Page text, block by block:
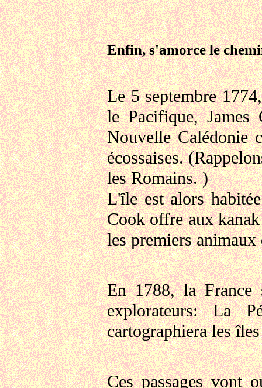
Enfin, s'amorce le
Le 5 septembre
le Pacifique,
Nouvelle Calédonie
écossaises.
les Romains. )
L'île est alors
Cook offre aux
les premiers
En 1788, la France
explorateurs: La
cartographiera les
Ces passages